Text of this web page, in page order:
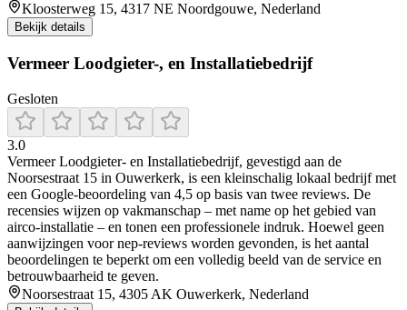
Kloosterweg 15, 4317 NE Noordgouwe, Nederland
Bekijk details
Vermeer Loodgieter-, en Installatiebedrijf
Gesloten
3.0
Vermeer Loodgieter‑ en Installatiebedrijf, gevestigd aan de
Noorsestraat 15 in Ouwerkerk, is een kleinschalig lokaal bedrijf met
een Google‑beoordeling van 4,5 op basis van twee reviews. De
recensies wijzen op vakmanschap – met name op het gebied van
airco‑installatie – en tonen een professionele indruk. Hoewel geen
aanwijzingen voor nep‑reviews worden gevonden, is het aantal
beoordelingen te beperkt om een volledig beeld van de service en
betrouwbaarheid te geven.
Noorsestraat 15, 4305 AK Ouwerkerk, Nederland